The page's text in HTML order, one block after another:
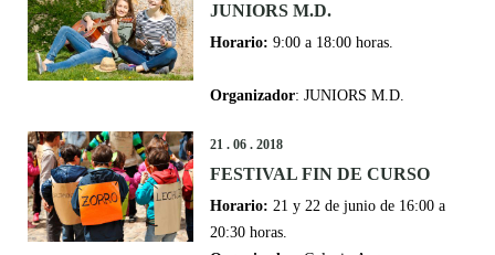
JUNIORS M.D.
Horario: 9:00 a 18:00 horas.
Organizador: JUNIORS M.D.
21 . 06 . 2018
FESTIVAL FIN DE CURSO
Horario: 21 y 22 de junio de 16:00 a
20:30 horas.